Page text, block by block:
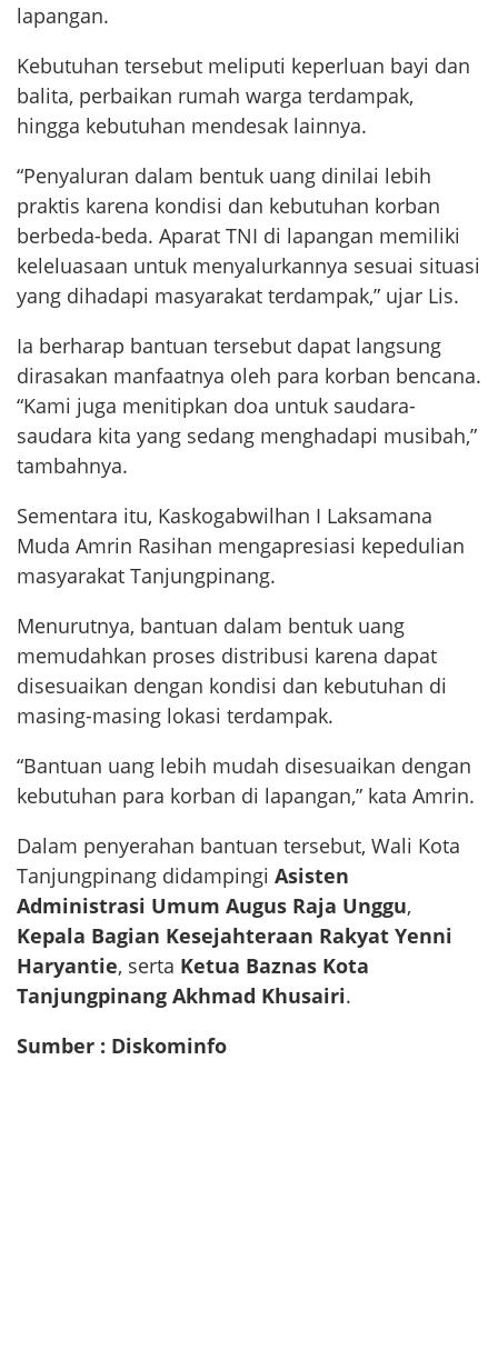
lapangan.
Kebutuhan tersebut meliputi keperluan bayi dan
balita, perbaikan rumah warga terdampak,
hingga kebutuhan mendesak lainnya.
“Penyaluran dalam bentuk uang dinilai lebih
praktis karena kondisi dan kebutuhan korban
berbeda-beda. Aparat TNI di lapangan memiliki
keleluasaan untuk menyalurkannya sesuai situasi
yang dihadapi masyarakat terdampak,” ujar Lis.
Ia berharap bantuan tersebut dapat langsung
dirasakan manfaatnya oleh para korban bencana.
“Kami juga menitipkan doa untuk saudara-
saudara kita yang sedang menghadapi musibah,”
tambahnya.
Sementara itu, Kaskogabwilhan I Laksamana
Muda Amrin Rasihan mengapresiasi kepedulian
masyarakat Tanjungpinang.
Menurutnya, bantuan dalam bentuk uang
memudahkan proses distribusi karena dapat
disesuaikan dengan kondisi dan kebutuhan di
masing-masing lokasi terdampak.
“Bantuan uang lebih mudah disesuaikan dengan
kebutuhan para korban di lapangan,” kata Amrin.
Dalam penyerahan bantuan tersebut, Wali Kota
Tanjungpinang didampingi Asisten
Administrasi Umum Augus Raja Unggu,
Kepala Bagian Kesejahteraan Rakyat Yenni
Haryantie, serta Ketua Baznas Kota
Tanjungpinang Akhmad Khusairi.
Sumber : Diskominfo